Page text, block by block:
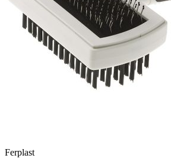
Ferplast